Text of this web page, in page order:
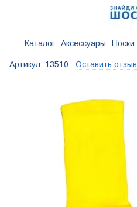
Каталог Аксессуары Носки
Артикул: 13510 Оставить отзыв